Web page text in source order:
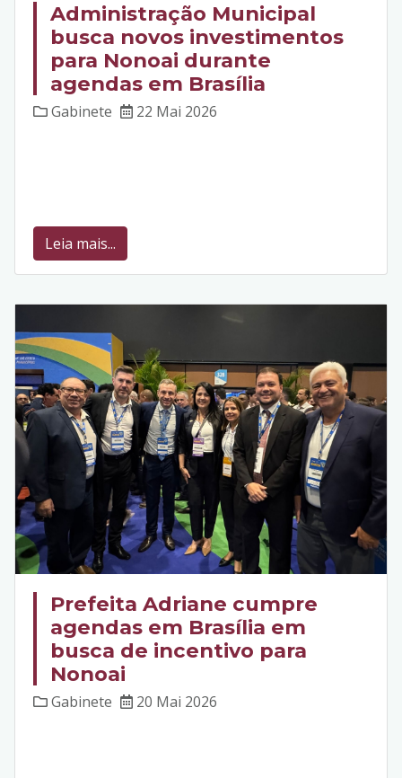
Administração Municipal
busca novos investimentos
para Nonoai durante
agendas em Brasília
Gabinete 22 Mai 2026
Leia mais...
Prefeita Adriane cumpre
agendas em Brasília em
busca de incentivo para
Nonoai
Gabinete 20 Mai 2026